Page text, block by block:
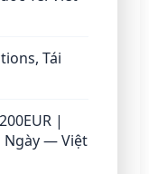
Tái
|
Ngày — Việt